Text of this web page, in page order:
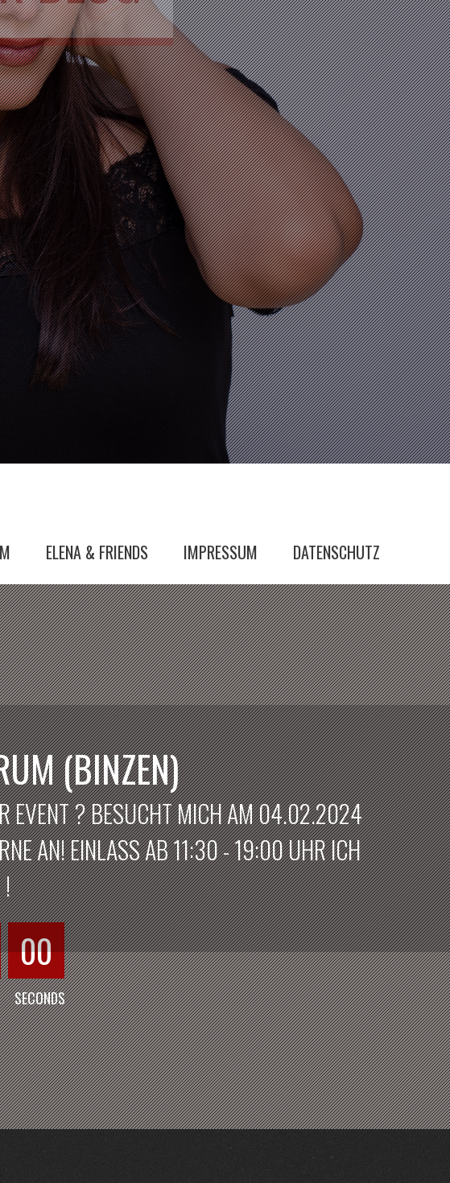
ELENA & FRIENDS IMPRESSUM DATENSCHUTZ
(BINZEN)
EVENT ? BESUCHT MICH AM 04.02.2024
AN! EINLASS AB 11:30 - 19:00 UHR ICH
!
00
SECONDS